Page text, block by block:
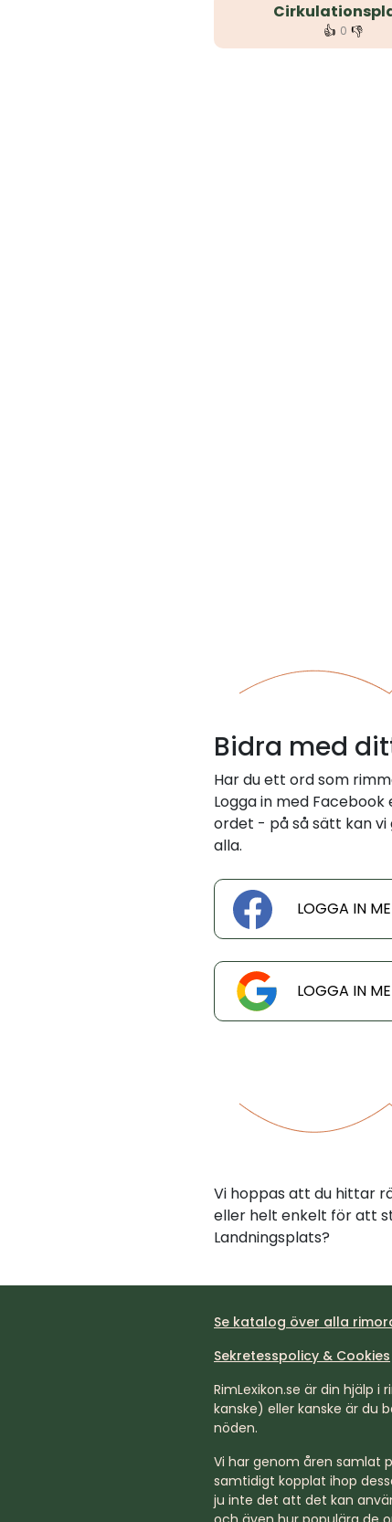
👍 0 👎
Bidra med
Har du ett ord som
Logga in med
ordet - på så sätt kan
alla.
LOGGA IN
LOGGA IN
Vi hoppas att du hittar
eller helt enkelt för att
Landningsplats?
Se katalog över alla
Sekretesspolicy & Cookies
RimLexikon.se är din hjälp
kanske) eller kanske är du
nöden.
Vi har genom åren samlat
samtidigt kopplat ihop
ju inte det att det kan